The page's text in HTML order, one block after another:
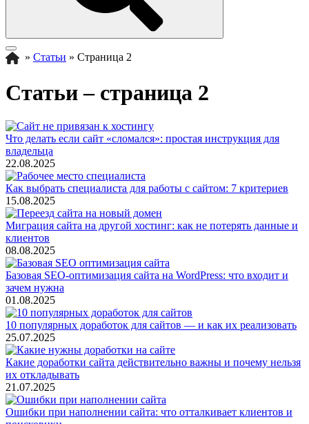
» Статьи » Страница 2
Статьи – страница 2
Что делать если сайт «сломался»: простая инструкция для
владельца
22.08.2025
Как выбрать специалиста для работы с сайтом: 7 критериев
15.08.2025
Миграция сайта на другой хостинг: как не потерять данные и
клиентов
08.08.2025
Базовая SEO-оптимизация сайта на WordPress: что входит и
зачем нужна
01.08.2025
10 популярных доработок для сайтов — и как их реализовать
25.07.2025
Какие доработки сайта действительно важны и почему нельзя
их откладывать
21.07.2025
Ошибки при наполнении сайта: что отталкивает клиентов и